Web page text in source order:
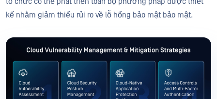
kế nhằm giảm thiểu rủi ro về lỗ hổng bảo mật bảo mật.